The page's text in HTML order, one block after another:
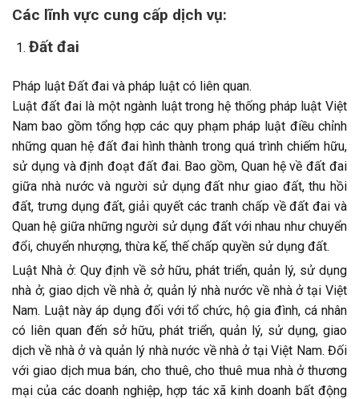
Các lĩnh vực cung cấp dịch vụ:
Đất đai
Pháp luật Đất đai và pháp luật có liên quan.
Luật đất đai là một ngành luật trong hệ thống pháp luật Việt
Nam bao gồm tổng hợp các quy phạm pháp luật điều chỉnh
những quan hệ đất đai hình thành trong quá trình chiếm hữu,
sử dụng và định đoạt đất đai. Bao gồm, Quan hệ về đất đai
giữa nhà nước và người sử dụng đất như giao đất, thu hồi
đất, trưng dụng đất, giải quyết các tranh chấp về đất đai và
Quan hệ giữa những người sử dụng đất với nhau như chuyển
đổi, chuyển nhượng, thừa kế, thế chấp quyền sử dụng đất.
Luật Nhà ở: Quy định về sở hữu, phát triển, quản lý, sử dụng
nhà ở; giao dịch về nhà ở; quản lý nhà nước về nhà ở tại Việt
Nam. Luật này áp dụng đối với tổ chức, hộ gia đình, cá nhân
có liên quan đến sở hữu, phát triển, quản lý, sử dụng, giao
dịch về nhà ở và quản lý nhà nước về nhà ở tại Việt Nam. Đối
với giao dịch mua bán, cho thuê, cho thuê mua nhà ở thương
mại của các doanh nghiệp, hợp tác xã kinh doanh bất động